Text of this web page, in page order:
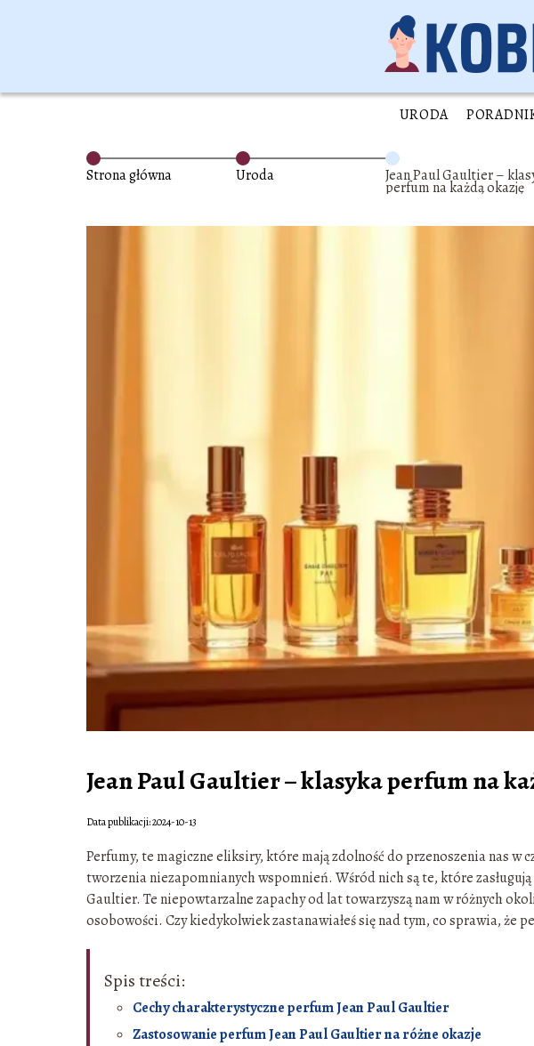
URODA
Strona główna Uroda Jean Paul Gaultier –
perfum na każdą okazję
Jean Paul Gaultier – klasyka perfum na
Data publikacji: 2024-10-13
Perfumy, te magiczne eliksiry, które mają zdolność do przenoszenia nas w
tworzenia niezapomnianych wspomnień. Wśród nich są te, które
Gaultier. Te niepowtarzalne zapachy od lat towarzyszą nam w różnych
osobowości. Czy kiedykolwiek zastanawiałeś się nad tym, co sprawia, że
Spis treści:
Cechy charakterystyczne perfum Jean Paul Gaultier
Zastosowanie perfum Jean Paul Gaultier na różne okazje